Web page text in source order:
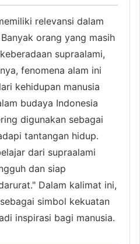
relevansi dalam
orang yang masih
supraalami,
fenomena alam ini
kehidupan manusia
budaya Indonesia
digunakan sebagai
tantangan hidup.
dari supraalami
dan siap
Dalam kalimat ini,
simbol kekuatan
inspirasi bagi manusia.